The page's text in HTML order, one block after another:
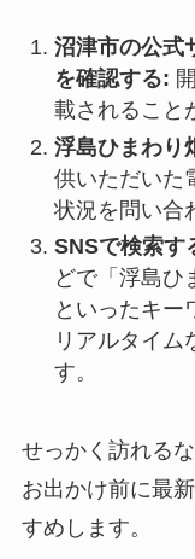
沼津市の公式
を確認する:
載されること
浮島ひまわり
供いただいた
状況を問い合
SNSで検索す
どで「浮島ひ
といったキー
リアルタイム
す。
せっかく訪れる
お出かけ前に最
すめします。